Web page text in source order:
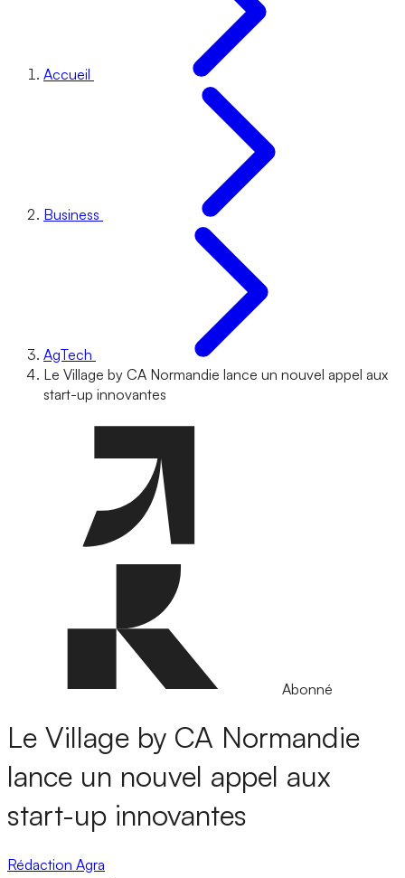
Accueil
Business
AgTech
Le Village by CA Normandie lance un nouvel appel aux
start-up innovantes
Abonné
Le Village by CA Normandie
lance un nouvel appel aux
start-up innovantes
Rédaction Agra